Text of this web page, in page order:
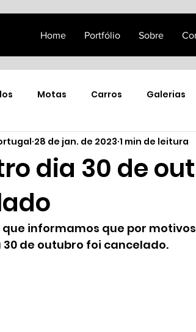
Home Portfólio Sobre
Motas Carros Galerias
dia 30 de
28 de jan. de 2023 1 min de leitura
que informamos que por
30 de outubro foi cancelado.